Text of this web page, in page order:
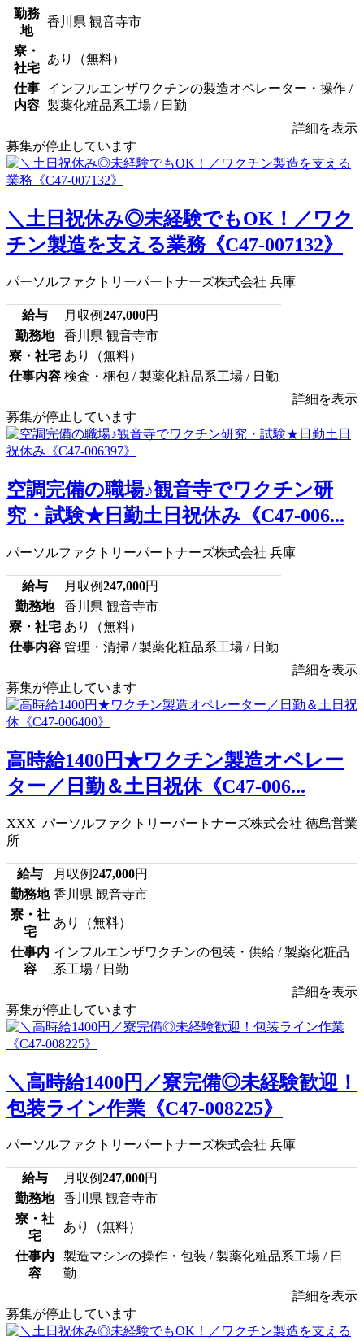
勤務
地
香川県 観音寺市
寮・
社宅
あり（無料）
仕事
内容
インフルエンザワクチンの製造オペレーター・操作 /
製薬化粧品系工場 / 日勤
詳細を表示
募集が停止しています
＼土日祝休み◎未経験でもOK！／ワク
チン製造を支える業務《C47-007132》
パーソルファクトリーパートナーズ株式会社 兵庫
給与 月収例247,000円
勤務地
香川県 観音寺市
寮・社宅 あり（無料）
仕事内容 検査・梱包 / 製薬化粧品系工場 / 日勤
詳細を表示
募集が停止しています
空調完備の職場♪観音寺でワクチン研
究・試験★日勤土日祝休み《C47-006...
パーソルファクトリーパートナーズ株式会社 兵庫
給与 月収例247,000円
勤務地
香川県 観音寺市
寮・社宅 あり（無料）
仕事内容 管理・清掃 / 製薬化粧品系工場 / 日勤
詳細を表示
募集が停止しています
高時給1400円★ワクチン製造オペレー
ター／日勤＆土日祝休《C47-006...
XXX_パーソルファクトリーパートナーズ株式会社 徳島営業
所
給与 月収例247,000円
勤務地 香川県 観音寺市
寮・社
宅
あり（無料）
仕事内
容
インフルエンザワクチンの包装・供給 / 製薬化粧品
系工場 / 日勤
詳細を表示
募集が停止しています
＼高時給1400円／寮完備◎未経験歓迎！
包装ライン作業《C47-008225》
パーソルファクトリーパートナーズ株式会社 兵庫
給与 月収例247,000円
勤務地
香川県 観音寺市
寮・社
宅
あり（無料）
仕事内
容
製造マシンの操作・包装 / 製薬化粧品系工場 / 日
勤
詳細を表示
募集が停止しています